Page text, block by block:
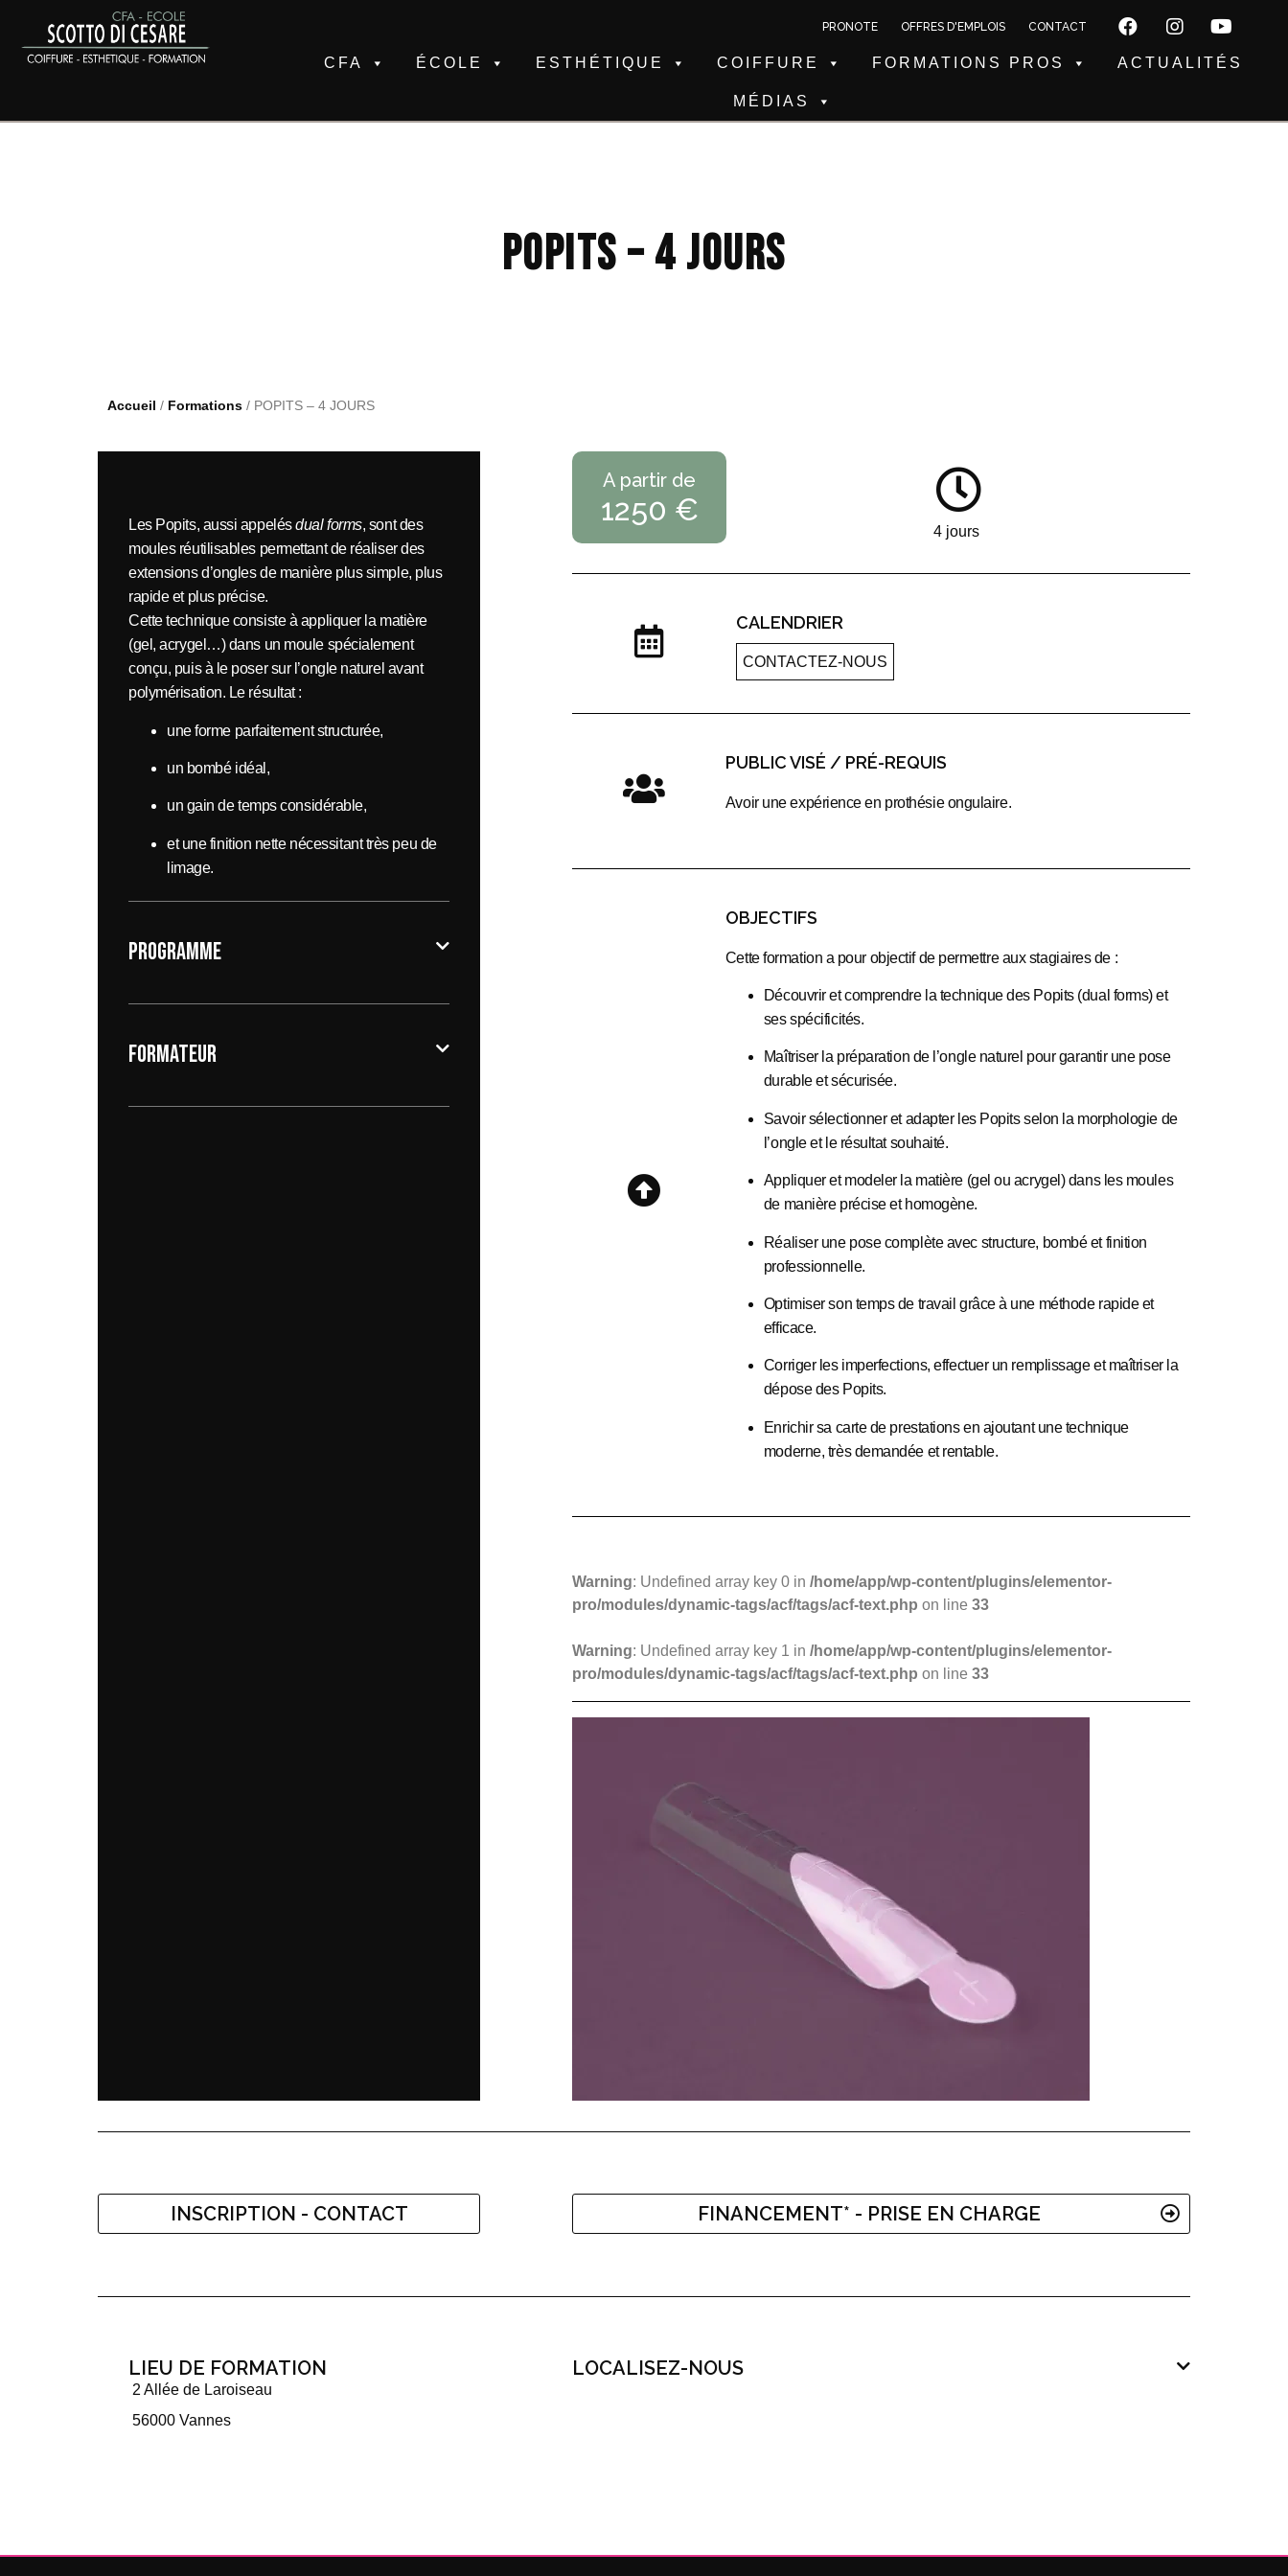
PRONOTE OFFRES D'EMPLOIS CONTACT
CFA ÉCOLE ESTHÉTIQUE COIFFURE FORMATIONS PROS ACTUALITÉS
MÉDIAS
POPITS – 4 JOURS
Accueil / Formations / POPITS – 4 JOURS
Les Popits, aussi appelésdual forms, sont des
moules réutilisables permettant de réaliser des
extensions d’ongles de manière plus simple, plus
rapide et plus précise.
Cette technique consiste à appliquer la matière
(gel, acrygel…) dans un moule spécialement
conçu, puis à le poser sur l’ongle naturel avant
polymérisation. Le résultat :
uneforme parfaitement structurée,
un bombé idéal ,
un gain de temps considérable,
et une finition nette nécessitant très peu de
limage.
Programme
Formateur
A partir de
1250 €
4 jours
CALENDRIER
CONTACTEZ-NOUS
PUBLIC VISÉ / PRÉ-REQUIS
Avoir une expérience en prothésie ongulaire.
OBJECTIFS
Cette formation a pour objectif de permettre aux stagiaires de :
Découvrir et comprendrela technique des Popits (dual forms) et
ses spécificités.
Maîtriser la préparation de l’ongle naturel pour garantir une pose
durable et sécurisée.
Savoir sélectionner et adapterles Popits selon la morphologie de
l’ongle et le résultat souhaité.
Appliquer et modeler la matière(gel ou acrygel) dans les moules
de manière précise et homogène.
Réaliser une pose complèteavec structure, bombé et finition
professionnelle.
Optimiser son temps de travail grâce à une méthode rapide et
efficace.
Corriger les imperfections, effectuer un remplissage et maîtriser la
dépose des Popits.
Enrichir sa carte de prestationsen ajoutant une technique
moderne, très demandée et rentable.
Warning: Undefined array key 0 in /home/app/wp-content/plugins/elementor-
pro/modules/dynamic-tags/acf/tags/acf-text.php on line 33
Warning: Undefined array key 1 in /home/app/wp-content/plugins/elementor-
pro/modules/dynamic-tags/acf/tags/acf-text.php on line 33
INSCRIPTION - CONTACT FINANCEMENT* - PRISE EN CHARGE
LIEU DE FORMATION
2 Allée de Laroiseau
56000 Vannes
LOCALISEZ-NOUS